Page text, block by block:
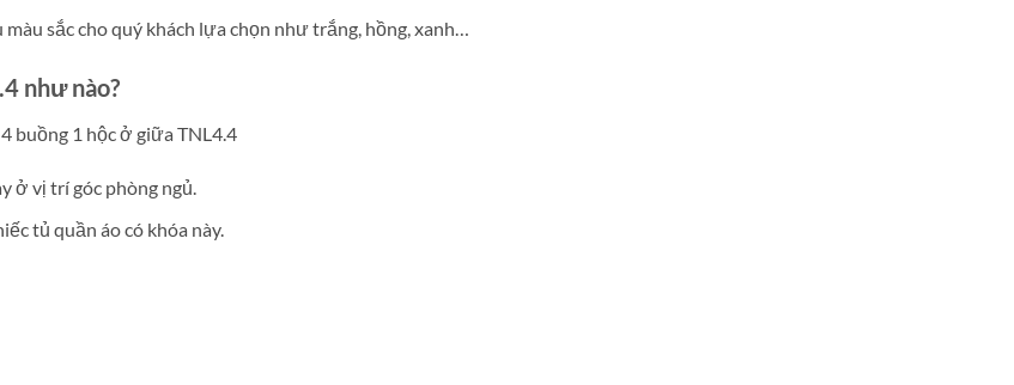
sắc cho quý khách lựa chọn như trắng, hồng, xanh…
như nào?
ở vị trí góc phòng ngủ.
tủ quần áo có khóa này.